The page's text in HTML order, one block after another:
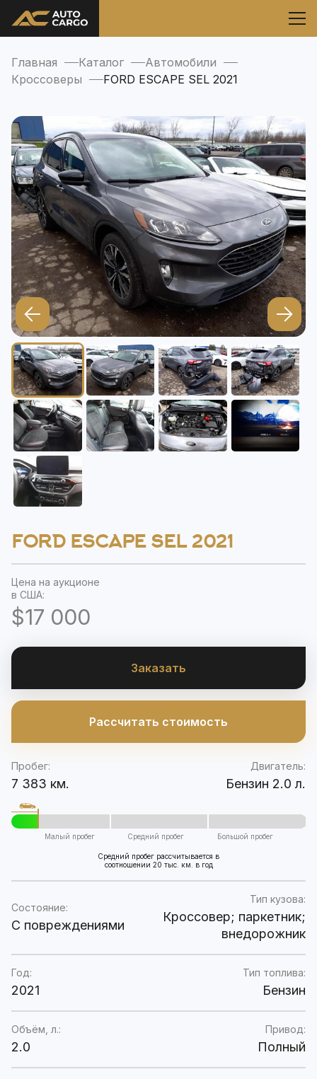
Главная Каталог
Автомобили
Кроссоверы
FORD ESCAPE SEL 2021
FORD ESCAPE SEL 2021
Цена на аукционе
в США:
$17 000
Заказать
Рассчитать стоимость
Пробег:
7 383 км.
Двигатель:
Бензин 2.0 л.
Малый пробег Средний пробег Большой пробег
Средний пробег рассчитывается в
соотношении 20 тыс. км. в год
Состояние:
C повреждениями
Тип кузова:
Кроссовер; паркетник;
внедорожник
Год:
2021
Тип топлива:
Бензин
Объём, л.:
2.0
Привод:
Полный